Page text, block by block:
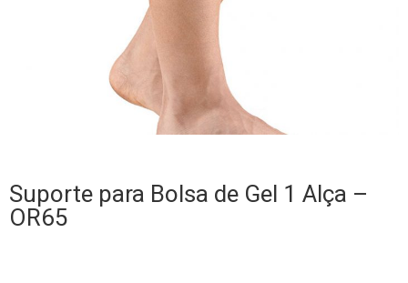
Suporte para Bolsa de Gel 1 Alça –
OR65